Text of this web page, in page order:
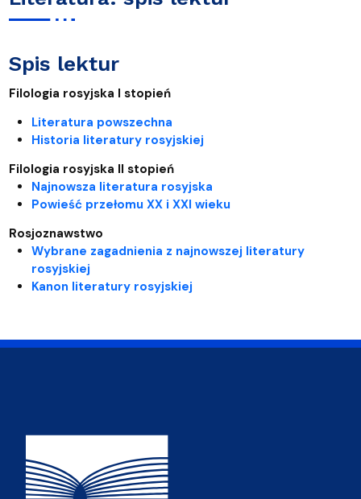
Spis lektur
Filologia rosyjska I stopień
Literatura powszechna
Historia literatury rosyjskiej
Filologia rosyjska II stopień
Najnowsza literatura rosyjska
Powieść przełomu XX i XXI wieku
Rosjoznawstwo
Wybrane zagadnienia z najnowszej literatury
rosyjskiej
Kanon literatury rosyjskiej
Adres Wydziału